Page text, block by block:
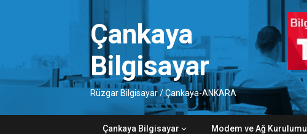
Çankaya
Bilgisayar
Rüzgar Bilgisayar / Çankaya-ANKARA
Çankaya Bilgisayar Modem ve Ağ Kurulumu